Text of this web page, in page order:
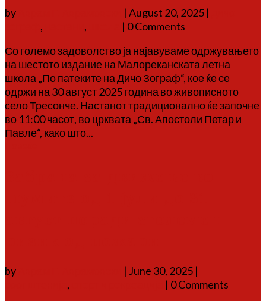
by | August 20, 2025 |
, ,
| 0 Comments
Со големо задоволство ја најавуваме одржувањето
на шестото издание на Малореканската летна
школа „По патеките на Дичо Зограф“, кое ќе се
одржи на 30 август 2025 година во живописното
село Тресонче. Настанот традиционално ќе започне
во 11:00 часот, во црквата „Св. Апостоли Петар и
Павле“, како што...
by | June 30, 2025 |
,
| 0 Comments